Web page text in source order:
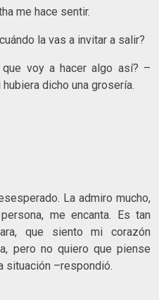
me hace sentir.
la vas a invitar a salir?
voy a hacer algo así? –
dicho una grosería.
La admiro mucho,
me encanta. Es tan
que siento mi corazón
pero no quiero que piense
situación –respondió.